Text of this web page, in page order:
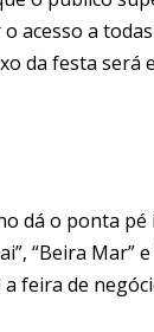
acesso a
da festa
dá o ponta
“Beira
feira de